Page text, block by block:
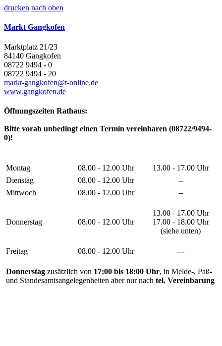
drucken nach oben
Markt Gangkofen
Marktplatz 21/23
84140 Gangkofen
08722 9494 - 0
08722 9494 - 20
markt-gangkofen@t-online.de
www.gangkofen.de
Öffnungszeiten Rathaus:
Bitte vorab unbedingt einen Termin vereinbaren (08722/9494-
0)!
Montag 08.00 - 12.00 Uhr
13.00 - 17.00 Uhr
Dienstag
08.00 - 12.00 Uhr
--
Mittwoch
08.00 - 12.00 Uhr --
Donnerstag 08.00 - 12.00 Uhr
13.00 - 17.00 Uhr
17.00 - 18.00 Uhr
(siehe unten)
Freitag 08.00 - 12.00 Uhr ---
Donnerstag zusätzlich von 17:00 bis 18:00 Uhr, in Melde-, Paß-
und Standesamtsangelegenheiten aber nur nach tel. Vereinbarung